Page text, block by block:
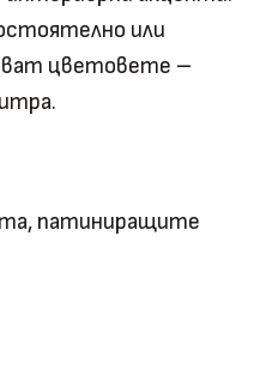
или
цветовете –
патиниращите